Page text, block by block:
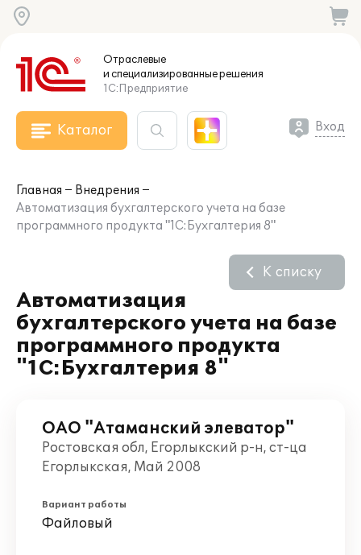
Отраслевые
и специализированныерешения
1С:Предприятие
Каталог Вход
Главная
Внедрения
Автоматизация бухгалтерского учета на базе
программного продукта "1С:Бухгалтерия 8"
Автоматизация
бухгалтерского учета на базе
программного продукта
"1С:Бухгалтерия 8"
К списку
ОАО "Атаманский элеватор"
Ростовская обл, Егорлыкский р-н, ст-ца
Егорлыкская, Май 2008
Вариант работы
Файловый